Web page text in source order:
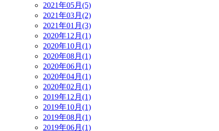
2021年05月(5)
2021年03月(2)
2021年01月(3)
2020年12月(1)
2020年10月(1)
2020年08月(1)
2020年06月(1)
2020年04月(1)
2020年02月(1)
2019年12月(1)
2019年10月(1)
2019年08月(1)
2019年06月(1)